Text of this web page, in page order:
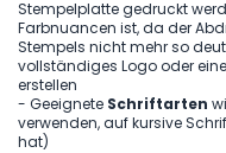
Stempelplatte gedruckt
Farbnuancen ist, da der
Stempels nicht mehr so
vollständiges Logo oder
erstellen
- Geeignete Schriftarten
verwenden, auf kursive
hat)